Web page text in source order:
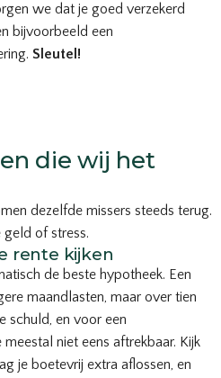
we dat je goed verzekerd
bijvoorbeeld een
Sleutel!
die wij het
dezelfde missers steeds terug.
geld of stress.
rente kijken
de beste hypotheek. Een
maandlasten, maar over tien
schuld, en voor een
niet eens aftrekbaar. Kijk
je boetevrij extra aflossen, en